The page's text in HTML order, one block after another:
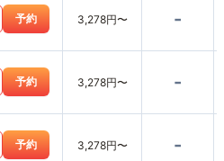
予約 3,278円〜 -
予約 3,278円〜 -
予約 3,278円〜 -